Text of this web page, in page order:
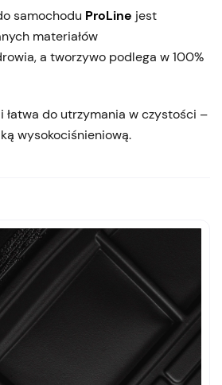
samochodu ProLine jest
materiałów
a tworzywo podlega w 100%
łatwa do utrzymania w czystości –
wysokociśnieniową.